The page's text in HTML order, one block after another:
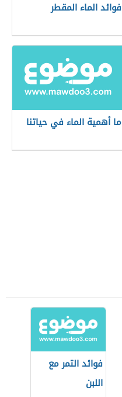
فوائد الماء المقطر
ما أهمية الماء في حياتنا
فوائد التمر مع
اللبن